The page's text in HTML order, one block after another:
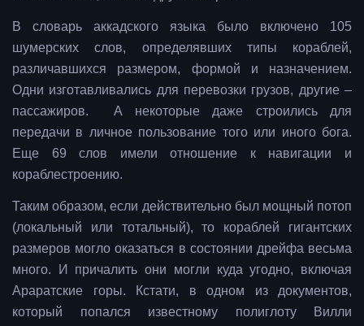
В словарь аккадского языка было включено 105
шумерских слов, определявших типы кораблей,
различавшихся размером, формой и назначением.
Одни изготавливались для перевозки грузов, другие –
пассажиров. А некоторые даже строились для
передачи в личное пользование того или иного бога.
Еще 69 слов имели отношение к навигации и
кораблестроению.
Таким образом, если действительно был мощный потоп
(локальный или тотальный), то кораблей гигантских
размеров могло оказаться в состоянии дрейфа весьма
много. И причалить они могли куда угодно, включая
Араратские горы. Кстати, в одном из документов,
который попался известному полиглоту Вилли